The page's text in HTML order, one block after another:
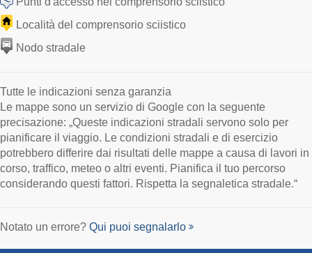
Località del comprensorio sciistico
Nodo stradale
Tutte le indicazioni senza garanzia
Le mappe sono un servizio di Google con la seguente
precisazione: „Queste indicazioni stradali servono solo per
pianificare il viaggio. Le condizioni stradali e di esercizio
potrebbero differire dai risultati delle mappe a causa di lavori in
corso, traffico, meteo o altri eventi. Pianifica il tuo percorso
considerando questi fattori. Rispetta la segnaletica stradale.“
Notato un errore? Qui puoi segnalarlo